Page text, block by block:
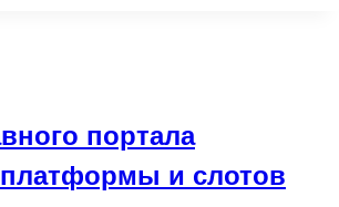
портала
платформы и слотов